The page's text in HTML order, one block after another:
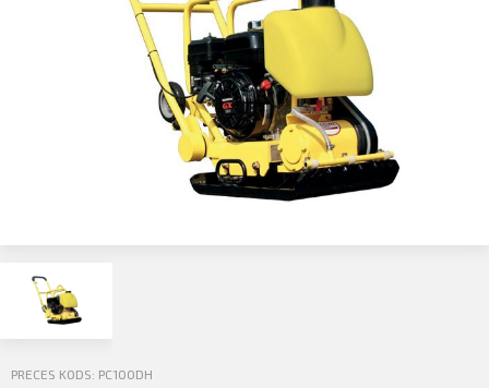
PIETEIKTIES
PRECES KODS: PC100DH